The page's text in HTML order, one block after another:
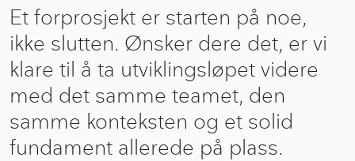
Et forprosjekt er starten på noe,
ikke slutten. Ønsker dere det, er vi
klare til å ta utviklingsløpet videre
med det samme teamet, den
samme konteksten og et solid
fundament allerede på plass.